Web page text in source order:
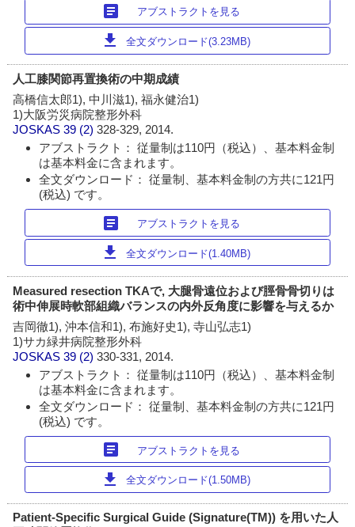
article アブストラクトを見る
download 全文ダウンロード(3.23MB)
人工膝関節再置換術の中期成績
高橋信太郎1), 中川滋1), 福永健治1)
1)大阪労災病院整形外科
JOSKAS 39 (2)328-329, 2014.
アブストラクト： 従量制は110円（税込）、基本料金制
は基本料金に含まれます。
全文ダウンロード： 従量制、基本料金制の方共に121円
(税込) です。
article アブストラクトを見る
download 全文ダウンロード(1.40MB)
Measured resection TKAで, 大腿骨遠位および脛骨骨切りは
術中伸展時軟部組織バランスの内外反角度に影響を与えるか
吉岡徹1), 沖本信和1), 布施好史1), 寺山弘志1)
1)サカ緑井病院整形外科
JOSKAS 39 (2)330-331, 2014.
アブストラクト： 従量制は110円（税込）、基本料金制
は基本料金に含まれます。
全文ダウンロード： 従量制、基本料金制の方共に121円
(税込) です。
article アブストラクトを見る
download 全文ダウンロード(1.50MB)
Patient-Specific Surgical Guide (Signature(TM)) を用いた人